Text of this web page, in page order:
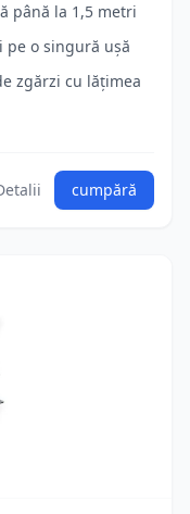
până la 1,5 metri
pe o singură ușă
zgărzi cu lățimea
cumpără